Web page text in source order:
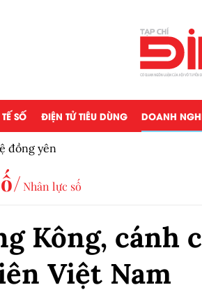
SỐ ĐIỆN TỬ TIÊU DÙNG DOANH
đồng yên
Nhân lực số
Kông, cánh
Việt Nam